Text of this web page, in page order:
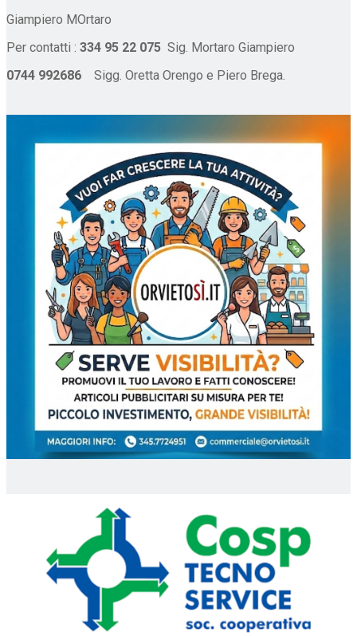
Giampiero MOrtaro
Per contatti : 334 95 22 075 Sig. Mortaro Giampiero
0744 992686 Sigg. Oretta Orengo e Piero Brega.